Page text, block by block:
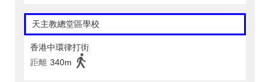
天主教總堂區學校
香港中環律打街
距離 340m